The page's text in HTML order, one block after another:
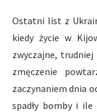
Ostatni list z
kiedy życie w
zwyczajne, trudniej
zmęczenie
zaczynaniem dnia
spadły bomby i